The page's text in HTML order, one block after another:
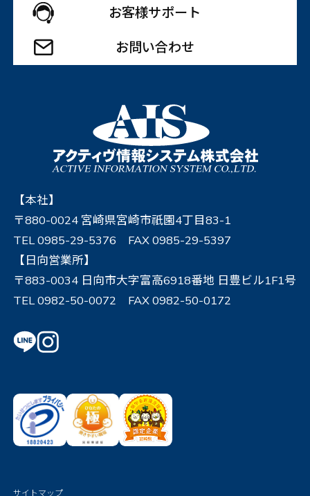
【本社】
〒880-0024 宮崎県宮崎市祇園4丁目83-1
TEL 0985-29-5376 FAX 0985-29-5397
【日向営業所】
〒883-0034 日向市大字富高6918番地 日豊ビル1F1号
TEL 0982-50-0072 FAX 0982-50-0172
お客様サポート
お問い合わせ
サイトマップ